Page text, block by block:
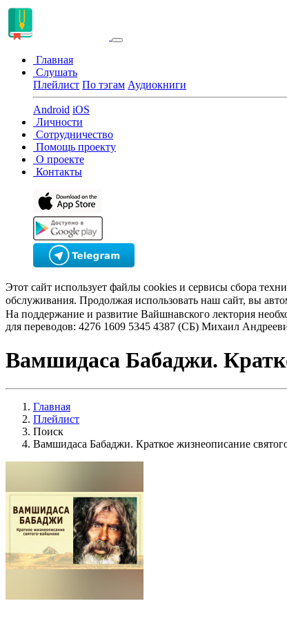
Главная
Слушать
Плейлист По тэгам Аудиокниги
Android iOS
Личности
Сотрудничество
Помощь проекту
О проекте
Контакты
Этот сайт использует файлы cookies и сервисы сбора
обслуживания. Продолжая использовать наш сайт, вы
На поддержание и развитие Вайшнавского лектория
для переводов: 4276 1609 5345 4387 (СБ) Михаил
Вамшидаса Бабаджи.
Главная
Плейлист
Поиск
Вамшидаса Бабаджи. Краткое жизнеописание